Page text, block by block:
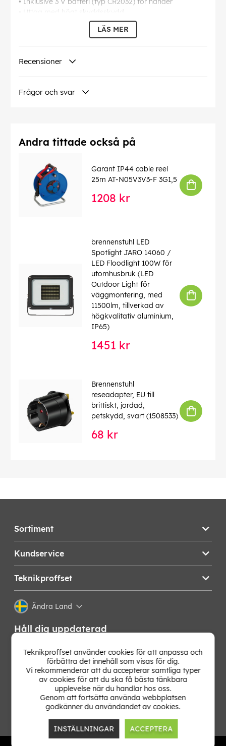
• Uttag med högt skyddsskydd
LÄS MER
Recensioner
Frågor och svar
Andra tittade också på
Garant IP44 cable reel
25m AT-N05V3V3-F 3G1,5
1208 kr
brennenstuhl LED
Spotlight JARO 14060 /
LED Floodlight 100W för
utomhusbruk (LED
Outdoor Light för
väggmontering, med
11500lm, tillverkad av
högkvalitativ aluminium,
IP65)
1451 kr
Brennenstuhl
reseadapter, EU till
brittiskt, jordad,
petskydd, svart (1508533)
68 kr
Sortiment
Kundservice
Teknikproffset
Ändra Land
Håll dig uppdaterad
Få de senaste nyheterna, hetaste erbjudandena och
bästa tipsen från oss direkt i din mejlkorg. Signa upp på
vårt nyhetsbrev!
Teknikproffset använder cookies för att anpassa och
förbättra det innehåll som visas för dig.
Vi rekommenderar att du accepterar samtliga typer
av cookies för att du ska få bästa tänkbara
upplevelse när du handlar hos oss.
Genom att fortsätta använda webbplatsen
godkänner du användandet av cookies.
INSTÄLLNINGAR ACCEPTERA